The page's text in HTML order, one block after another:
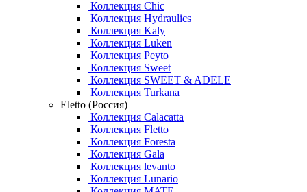
Коллекция Chic
Коллекция Hydraulics
Коллекция Kaly
Коллекция Luken
Коллекция Peyto
Коллекция Sweet
Коллекция SWEET & ADELE
Коллекция Turkana
Eletto (Россия)
Коллекция Calacatta
Коллекция Fletto
Коллекция Foresta
Коллекция Gala
Коллекция levanto
Коллекция Lunario